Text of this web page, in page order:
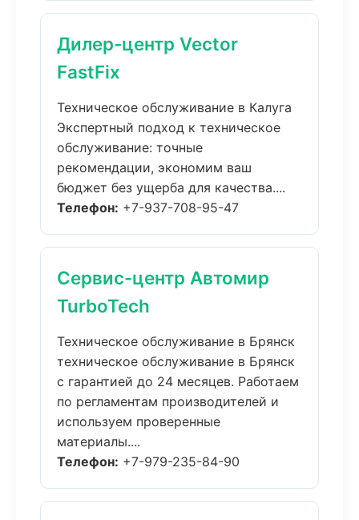
Дилер-центр Vector
FastFix
Техническое обслуживание в Калуга
Экспертный подход к техническое
обслуживание: точные
рекомендации, экономим ваш
бюджет без ущерба для качества....
Телефон: +7-937-708-95-47
Сервис-центр Автомир
TurboTech
Техническое обслуживание в Брянск
техническое обслуживание в Брянск
с гарантией до 24 месяцев. Работаем
по регламентам производителей и
используем проверенные
материалы....
Телефон: +7-979-235-84-90